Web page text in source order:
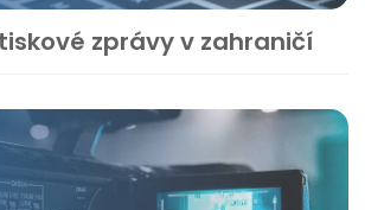
zprávy v zahraničí